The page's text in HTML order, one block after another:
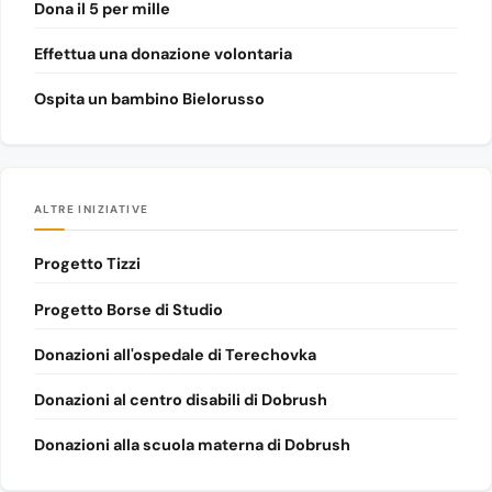
Dona il 5 per mille
Effettua una donazione volontaria
Ospita un bambino Bielorusso
ALTRE INIZIATIVE
Progetto Tizzi
Progetto Borse di Studio
Donazioni all'ospedale di Terechovka
Donazioni al centro disabili di Dobrush
Donazioni alla scuola materna di Dobrush